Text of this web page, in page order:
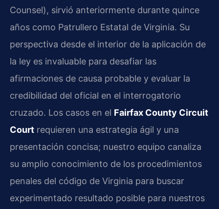
Counsel), sirvió anteriormente durante quince
años como Patrullero Estatal de Virginia. Su
perspectiva desde el interior de la aplicación de
la ley es invaluable para desafiar las
afirmaciones de causa probable y evaluar la
credibilidad del oficial en el interrogatorio
cruzado. Los casos en el Fairfax County Circuit
Court requieren una estrategia ágil y una
presentación concisa; nuestro equipo canaliza
su amplio conocimiento de los procedimientos
penales del código de Virginia para buscar
experimentado resultado posible para nuestros